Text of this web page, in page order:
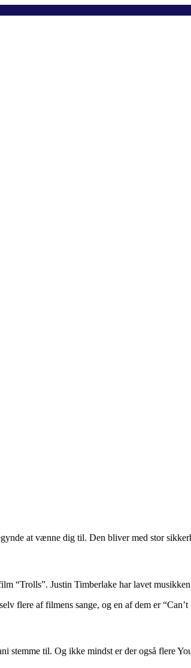
at vænne dig til. Den bliver med stor
“Trolls”. Justin Timberlake har lavet
flere af filmens sange, og en af dem er
til. Og ikke mindst er der også flere